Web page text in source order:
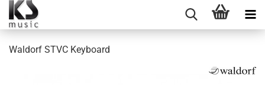
Waldorf STVC Keyboard